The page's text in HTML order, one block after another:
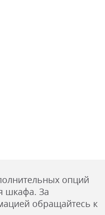
опций
шкафа. За
обращайтесь к